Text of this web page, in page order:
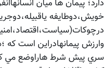
دارد؛ پيمان ها ميان
خويش،دوطايفه
وارزش پيمانهادراين است كه
سري پيش شرط هاراوضع مي